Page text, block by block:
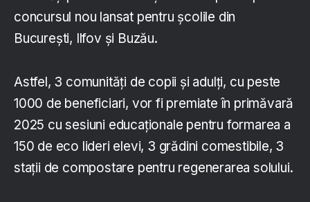
concursul nou lansat pentru școlile din
București, Ilfov și Buzău.
Astfel, 3 comunități de copii și adulți, cu peste
1000 de beneficiari, vor fi premiate în primăvară
2025 cu sesiuni educaționale pentru formarea a
150 de eco lideri elevi, 3 grădini comestibile, 3
stații de compostare pentru regenerarea solului.